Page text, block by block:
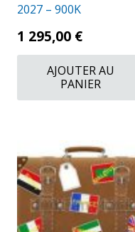
2027 – 900K
1 295,00 €
AJOUTER AU
PANIER